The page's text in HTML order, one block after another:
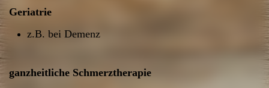
Geriatrie
z.B. bei Demenz
ganzheitliche Schmerztherapie